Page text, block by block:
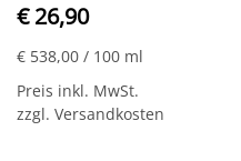
€ 26,90
€ 538,00 / 100 ml
Preis inkl. MwSt.
zzgl. Versandkosten